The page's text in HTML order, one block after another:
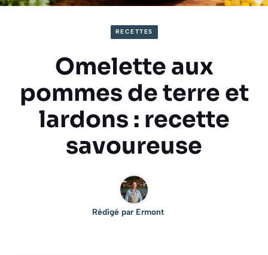
RECETTES
Omelette aux
pommes de terre et
lardons : recette
savoureuse
Rédigé par Ermont